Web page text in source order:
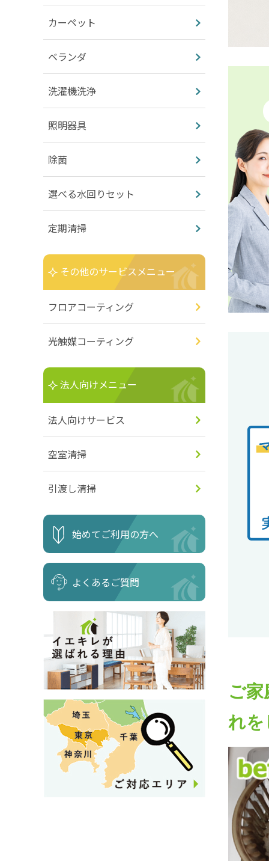
ご
れを
カーペット
ベランダ
洗濯機洗浄
照明器具
除菌
選べる水回りセット
定期清掃
その他のサービスメニュー
フロアコーティング
光触媒コーティング
法人向けメニュー
法人向けサービス
空室清掃
引渡し清掃
始めてご利用の方へ
よくあるご質問